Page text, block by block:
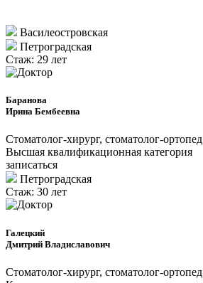
Василеостровская
Петроградcкая
Стаж: 29 лет
Баранова
Ирина Бембеевна
Стоматолог-хирург, стоматолог-ортопед
Высшая квалификационная категория
записаться
Петроградcкая
Стаж: 30 лет
Галецкий
Дмитрий Владиславович
Стоматолог-хирург, стоматолог-ортопед